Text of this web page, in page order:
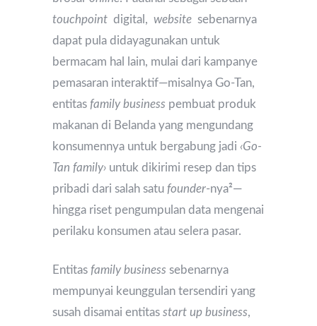
touchpoint digital, website sebenarnya
dapat pula didayagunakan untuk
bermacam hal lain, mulai dari kampanye
pemasaran interaktif—misalnya Go-Tan,
entitas family business pembuat produk
makanan di Belanda yang mengundang
konsumennya untuk bergabung jadi ‹Go-
Tan family› untuk dikirimi resep dan tips
pribadi dari salah satu founder-nya²—
hingga riset pengumpulan data mengenai
perilaku konsumen atau selera pasar.
Entitas family business sebenarnya
mempunyai keunggulan tersendiri yang
susah disamai entitas start up business,